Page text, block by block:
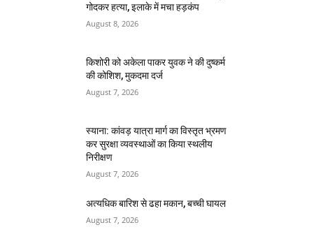
गोदकर हत्या, इलाके में मचा हड़कंप
August 8, 2026
किशोरी को अकेला पाकर युवक ने की दुष्कर्म
की कोशिश, मुकदमा दर्ज
August 7, 2026
स्याना: कांवड़ यात्रा मार्ग का विस्तृत भ्रमण
कर सुरक्षा व्यवस्थाओं का किया स्थलीय
निरीक्षण
August 7, 2026
अत्यधिक बारिश से ढहा मकान, बच्ची घायल
August 7, 2026